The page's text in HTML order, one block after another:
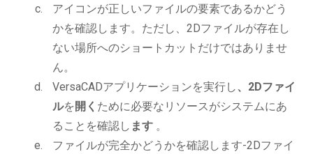
アイコンが正しいファイルの要素であるかどう
かを確認します。ただし、2Dファイルが存在し
ない場所へのショートカットだけではありませ
ん。
VersaCADアプリケーションを実行し、2Dファイ
ルを 開く ために必要なリソースがシステムにあ
ることを確認し ます 。
ファイルが完全かどうかを確認します-2Dファイ